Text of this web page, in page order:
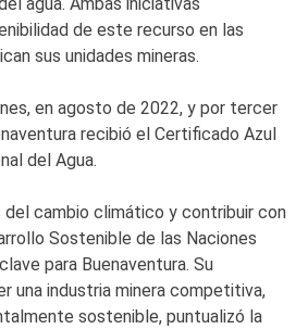
de este recurso en las
sus unidades mineras.
en agosto de 2022, y por tercer
recibió el Certificado Azul
del Agua.
cambio climático y contribuir con
Sostenible de las Naciones
para Buenaventura. Su
una industria minera competitiva,
sostenible, puntualizó la